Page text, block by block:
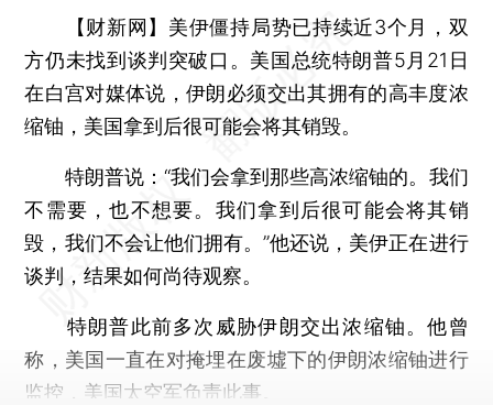
【财新网】 美伊僵持局势已持续近3个月，双
方仍未找到谈判突破口。美国总统特朗普5月21日
在白宫对媒体说，伊朗必须交出其拥有的高丰度浓
缩铀，美国拿到后很可能会将其销毁。
特朗普说：“我们会拿到那些高浓缩铀的。我们
不需要，也不想要。我们拿到后很可能会将其销
毁，我们不会让他们拥有。”他还说，美伊正在进行
谈判，结果如何尚待观察。
特朗普此前多次威胁伊朗交出浓缩铀。他曾
称，美国一直在对掩埋在废墟下的伊朗浓缩铀进行
监控，美国太空军负责此事。